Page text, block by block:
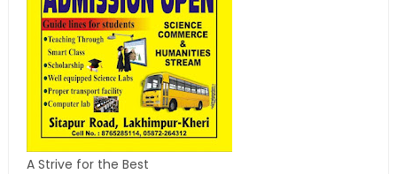
A Strive for the Best